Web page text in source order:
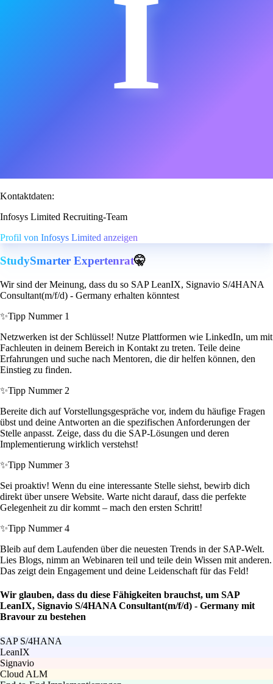
I
Kontaktdaten:
Infosys Limited Recruiting-Team
Profil von Infosys Limited anzeigen
StudySmarter Expertenrat🤫
Wir sind der Meinung, dass du so SAP LeanIX, Signavio S/4HANA
Consultant(m/f/d) - Germany erhalten könntest
✨Tipp Nummer 1
Netzwerken ist der Schlüssel! Nutze Plattformen wie LinkedIn, um mit
Fachleuten in deinem Bereich in Kontakt zu treten. Teile deine
Erfahrungen und suche nach Mentoren, die dir helfen können, den
Einstieg zu finden.
✨Tipp Nummer 2
Bereite dich auf Vorstellungsgespräche vor, indem du häufige Fragen
übst und deine Antworten an die spezifischen Anforderungen der
Stelle anpasst. Zeige, dass du die SAP-Lösungen und deren
Implementierung wirklich verstehst!
✨Tipp Nummer 3
Sei proaktiv! Wenn du eine interessante Stelle siehst, bewirb dich
direkt über unsere Website. Warte nicht darauf, dass die perfekte
Gelegenheit zu dir kommt – mach den ersten Schritt!
✨Tipp Nummer 4
Bleib auf dem Laufenden über die neuesten Trends in der SAP-Welt.
Lies Blogs, nimm an Webinaren teil und teile dein Wissen mit anderen.
Das zeigt dein Engagement und deine Leidenschaft für das Feld!
Wir glauben, dass du diese Fähigkeiten brauchst, um SAP
LeanIX, Signavio S/4HANA Consultant(m/f/d) - Germany mit
Bravour zu bestehen
SAP S/4HANA
LeanIX
Signavio
Cloud ALM